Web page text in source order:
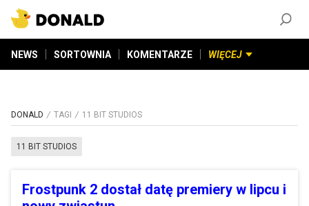
NEWS SORTOWNIA KOMENTARZE WIĘCEJ
DONALD TAGI 11 BIT STUDIOS
11 BIT STUDIOS
Frostpunk 2 dostał datę premiery w lipcu i